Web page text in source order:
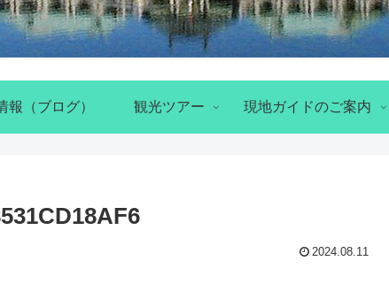
報（ブログ） 観光ツアー 現地ガイドのご案内
2024.08.11